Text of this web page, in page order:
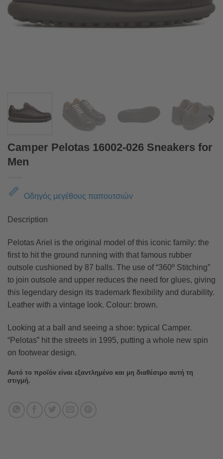
Camper Pelotas 16002-026 Sneakers for
Men
Οδηγός μεγέθους παπουτσιών
Description
Pelotas Ariel is the original model of this iconic family: the
first to hit the ground running with that famous rubber
outsole cushioned by 87 balls. The use of “360º Stitching”
to join outsole and upper reduces the need for glues, giving
this legendary design its trademark flexibility and durability.
Leather with a vintage look. Colour: brown.
Looking at a ball and seeing a shoe: typical Camper.
“Pelotas” hit the streets in 1995, putting a whole new spin
on footwear design.
Αυτό το προϊόν είναι εξαντλημένο και μη διαθέσιμο αυτή τη
στιγμή.